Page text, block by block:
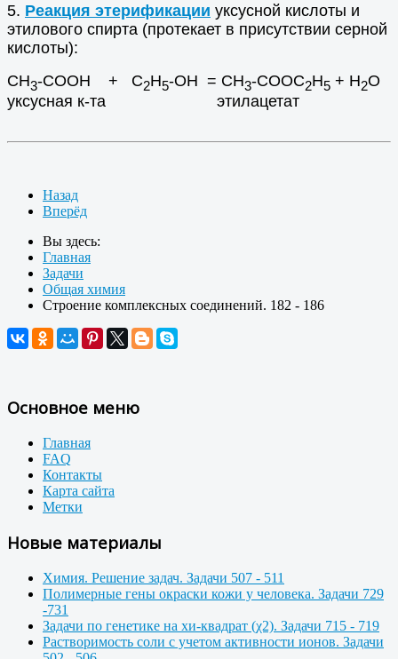
5. Реакция этерификации уксусной кислоты и
этилового спирта (протекает в присутствии серной
кислоты):
CH3-COOH + С2Н5-ОН = CH3-COOС2Н5 + Н2О
уксусная к-та этилацетат
Назад
Вперёд
Вы здесь:
Главная
Задачи
Общая химия
Строение комплексных соединений. 182 - 186
Основное меню
Главная
FAQ
Контакты
Карта сайта
Метки
Новые материалы
Химия. Решение задач. Задачи 507 - 511
Полимерные гены окраски кожи у человека. Задачи 729
-731
Задачи по генетике на хи-квадрат (χ2). Задачи 715 - 719
Растворимость соли с учетом активности ионов. Задачи